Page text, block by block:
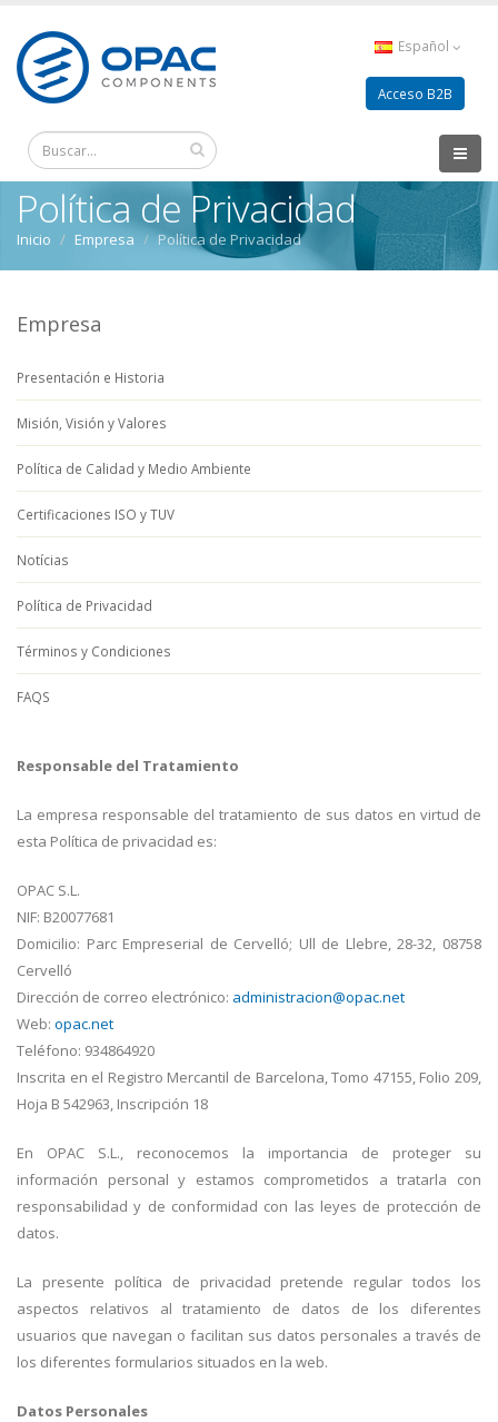
Español
Acceso B2B
Política de Privacidad
Inicio Empresa Política de Privacidad
Empresa
Presentación e Historia
Misión, Visión y Valores
Política de Calidad y Medio Ambiente
Certificaciones ISO y TUV
Notícias
Política de Privacidad
Términos y Condiciones
FAQS
Responsable del Tratamiento
La empresa responsable del tratamiento de sus datos en virtud de
esta Política de privacidad es:
OPAC S.L.
NIF: B20077681
Domicilio: Parc Empreserial de Cervelló; Ull de Llebre, 28-32, 08758
Cervelló
Dirección de correo electrónico: administracion@opac.net
Web: opac.net
Teléfono: 934864920
Inscrita en el Registro Mercantil de Barcelona, Tomo 47155, Folio 209,
Hoja B 542963, Inscripción 18
En OPAC S.L., reconocemos la importancia de proteger su
información personal y estamos comprometidos a tratarla con
responsabilidad y de conformidad con las leyes de protección de
datos.
La presente política de privacidad pretende regular todos los
aspectos relativos al tratamiento de datos de los diferentes
usuarios que navegan o facilitan sus datos personales a través de
los diferentes formularios situados en la web.
Datos Personales